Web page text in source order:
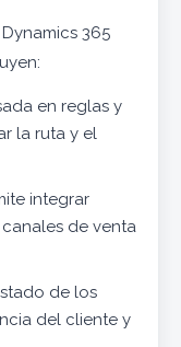
365
en reglas y
la ruta y el
integrar
de venta
de los
del cliente y